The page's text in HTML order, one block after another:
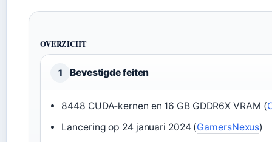
OVERZICHT
1 Bevestigde feiten
8448 CUDA‑kernen en 16 GB GDDR6X VRAM (
Lancering op 24 januari 2024 (GamersNexus)